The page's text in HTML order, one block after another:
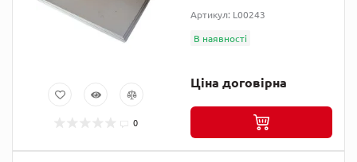
0
Артикул: L00243
В наявності
Ціна договірна